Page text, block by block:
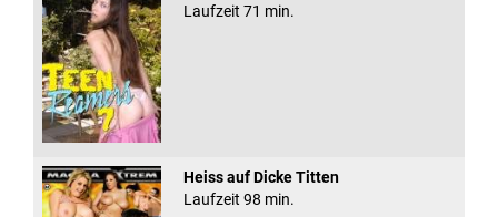
Laufzeit 71 min.
Heiss auf Dicke Titten
Laufzeit 98 min.